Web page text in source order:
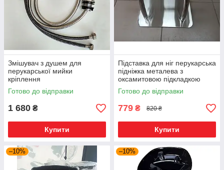
Змішувач з душем для
перукарської мийки
кріплення
Готово до відправки
1 680 ₴
Купити
Підставка для ніг перукарська
підніжка металева з
оксамитовою підкладкою
Готово до відправки
779 ₴ 820 ₴
Купити
–10% –10%